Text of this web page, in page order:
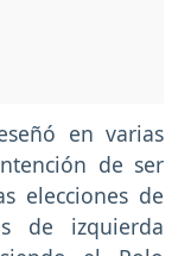
en varias
de ser
elecciones de
de izquierda